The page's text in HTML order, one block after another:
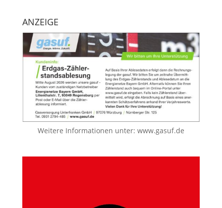
ANZEIGE
Weitere Informationen unter: www.gasuf.de